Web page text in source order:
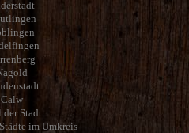
Calw
der Stadt
im Umkreis